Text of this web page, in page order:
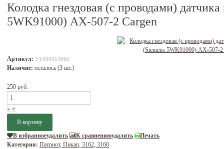
Колодка гнездовая (с проводами)
5WK91000) АХ-507-2 Cargen
Артикул: УТ000013660
Наличие: осталось (3 шт.)
250 руб.
В избранноеудалить К сравнениюудалить
Печать
Категория: Патриот, Пикап, 3162, 3160